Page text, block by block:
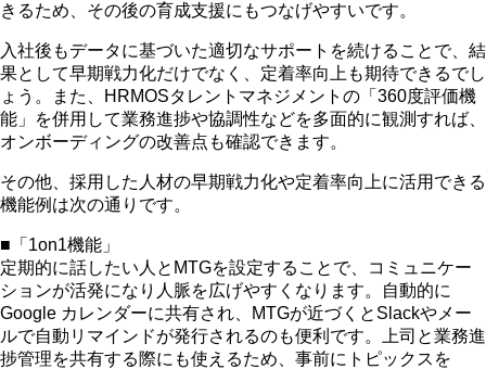
きるため、その後の育成支援にもつなげやすいです。
入社後もデータに基づいた適切なサポートを続けることで、結
果として早期戦力化だけでなく、定着率向上も期待できるでし
ょう。また、HRMOSタレントマネジメントの「360度評価機
能」を併用して業務進捗や協調性などを多面的に観測すれば、
オンボーディングの改善点も確認できます。
その他、採用した人材の早期戦力化や定着率向上に活用できる
機能例は次の通りです。
■「1on1機能」
定期的に話したい人とMTGを設定することで、コミュニケー
ションが活発になり人脈を広げやすくなります。自動的に
Google カレンダーに共有され、MTGが近づくとSlackやメー
ルで自動リマインドが発行されるのも便利です。上司と業務進
捗管理を共有する際にも使えるため、事前にトピックスを